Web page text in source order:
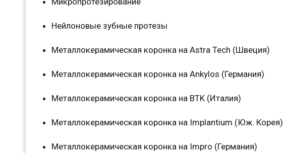
Нейлоновые зубные протезы
Металлокерамическая коронка на Astra Tech (Швеция)
Металлокерамическая коронка на Ankylos (Германия)
Металлокерамическая коронка на BTK (Италия)
Металлокерамическая коронка на Implantium (Юж. Корея)
Металлокерамическая коронка на Impro (Германия)